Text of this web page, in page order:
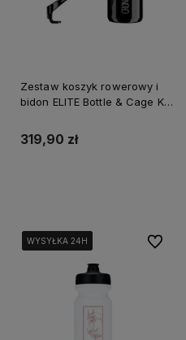
Zestaw koszyk rowerowy i
bidon ELITE Bottle & Cage Kit
319,90 zł
WYSYŁKA 24H
WYSYŁKA 24H
WYSYŁKA 24H
WYSYŁKA 24H Do